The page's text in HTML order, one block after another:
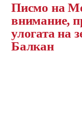
Писмо на
внимание,
улогата на
Балкан